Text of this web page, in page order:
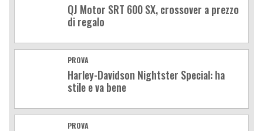
QJ Motor SRT 600 SX, crossover a prezzo
di regalo
PROVA
Harley-Davidson Nightster Special: ha
stile e va bene
PROVA